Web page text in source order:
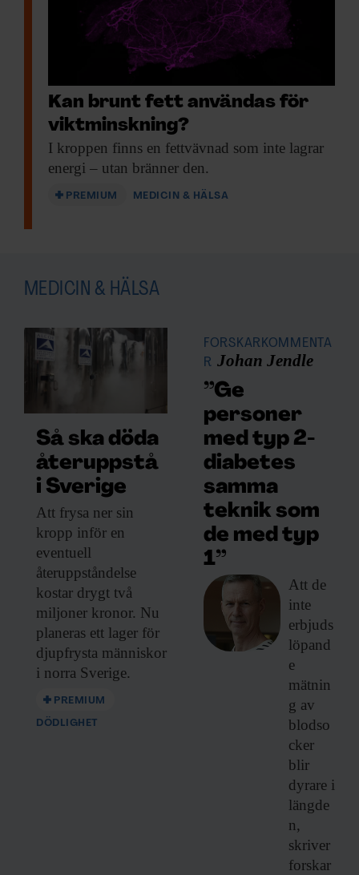
Kan brunt fett användas för
viktminskning?
I kroppen finns en fettvävnad som inte lagrar
energi – utan bränner den.
PREMIUM MEDICIN & HÄLSA
MEDICIN & HÄLSA
Så ska döda
återuppstå
i Sverige
Att frysa ner sin
kropp inför en
eventuell
återuppståndelse
kostar drygt två
miljoner kronor. Nu
planeras ett lager för
djupfrysta människor
i norra Sverige.
PREMIUM
DÖDLIGHET
FORSKARKOMMENTA
R Johan Jendle
”Ge
personer
med typ 2-
diabetes
samma
teknik som
de med typ
1”
Att de
inte
erbjuds
löpand
e
mätnin
g av
blodso
cker
blir
dyrare i
längde
n,
skriver
forskar